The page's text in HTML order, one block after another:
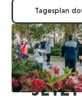
Tagesplan
Sign up for